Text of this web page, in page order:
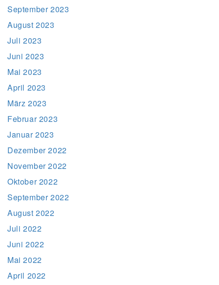
September 2023
August 2023
Juli 2023
Juni 2023
Mai 2023
April 2023
März 2023
Februar 2023
Januar 2023
Dezember 2022
November 2022
Oktober 2022
September 2022
August 2022
Juli 2022
Juni 2022
Mai 2022
April 2022